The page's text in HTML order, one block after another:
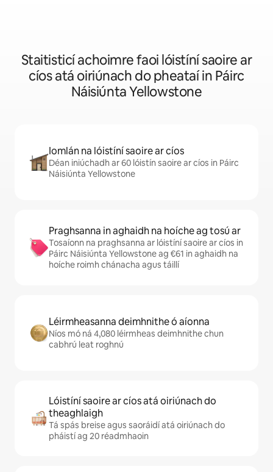
Staitisticí achoimre faoi lóistíní saoire ar
cíos atá oiriúnach do pheataí in Páirc
Náisiúnta Yellowstone
Iomlán na lóistíní saoire ar cíos
Déan iniúchadh ar 60 lóistín saoire ar cíos in Páirc
Náisiúnta Yellowstone
Praghsanna in aghaidh na hoíche ag tosú ar
Tosaíonn na praghsanna ar lóistíní saoire ar cíos in
Páirc Náisiúnta Yellowstone ag €61 in aghaidh na
hoíche roimh chánacha agus táillí
Léirmheasanna deimhnithe ó aíonna
Níos mó ná 4,080 léirmheas deimhnithe chun
cabhrú leat roghnú
Lóistíní saoire ar cíos atá oiriúnach do
theaghlaigh
Tá spás breise agus saoráidí atá oiriúnach do
pháistí ag 20 réadmhaoin